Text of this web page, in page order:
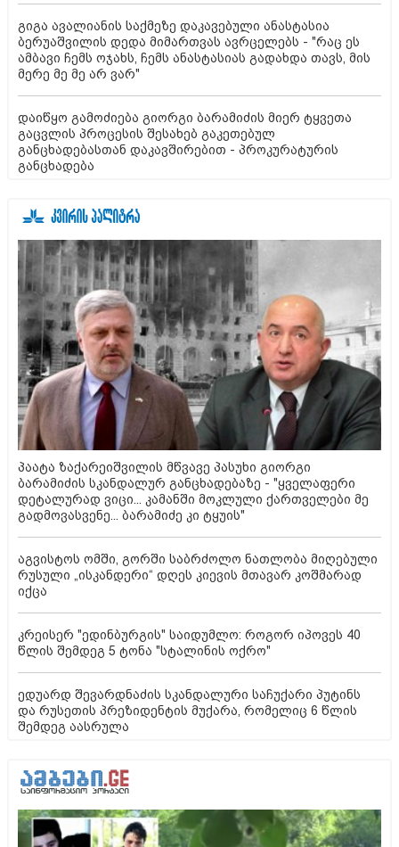
გიგა ავალიანის საქმეზე დაკავებული ანასტასია
ბერუაშვილის დედა მიმართვას ავრცელებს - "რაც ეს
ამბავი ჩემს ოჯახს, ჩემს ანასტასიას გადახდა თავს, მის
მერე მე მე არ ვარ"
დაიწყო გამოძიება გიორგი ბარამიძის მიერ ტყვეთა
გაცვლის პროცესის შესახებ გაკეთებულ
განცხადებასთან დაკავშირებით - პროკურატურის
განცხადება
პაატა ზაქარეიშვილის მწვავე პასუხი გიორგი
ბარამიძის სკანდალურ განცხადებაზე - "ყველაფერი
დეტალურად ვიცი... კამანში მოკლული ქართველები მე
გადმოვასვენე... ბარამიძე კი ტყუის"
აგვისტოს ომში, გორში საბრძოლო ნათლობა მიღებული
რუსული „ისკანდერი“ დღეს კიევის მთავარ კოშმარად
იქცა
კრეისერ "ედინბურგის" საიდუმლო: როგორ იპოვეს 40
წლის შემდეგ 5 ტონა "სტალინის ოქრო"
ედუარდ შევარდნაძის სკანდალური საჩუქარი პუტინს
და რუსეთის პრეზიდენტის მუქარა, რომელიც 6 წლის
შემდეგ აასრულა